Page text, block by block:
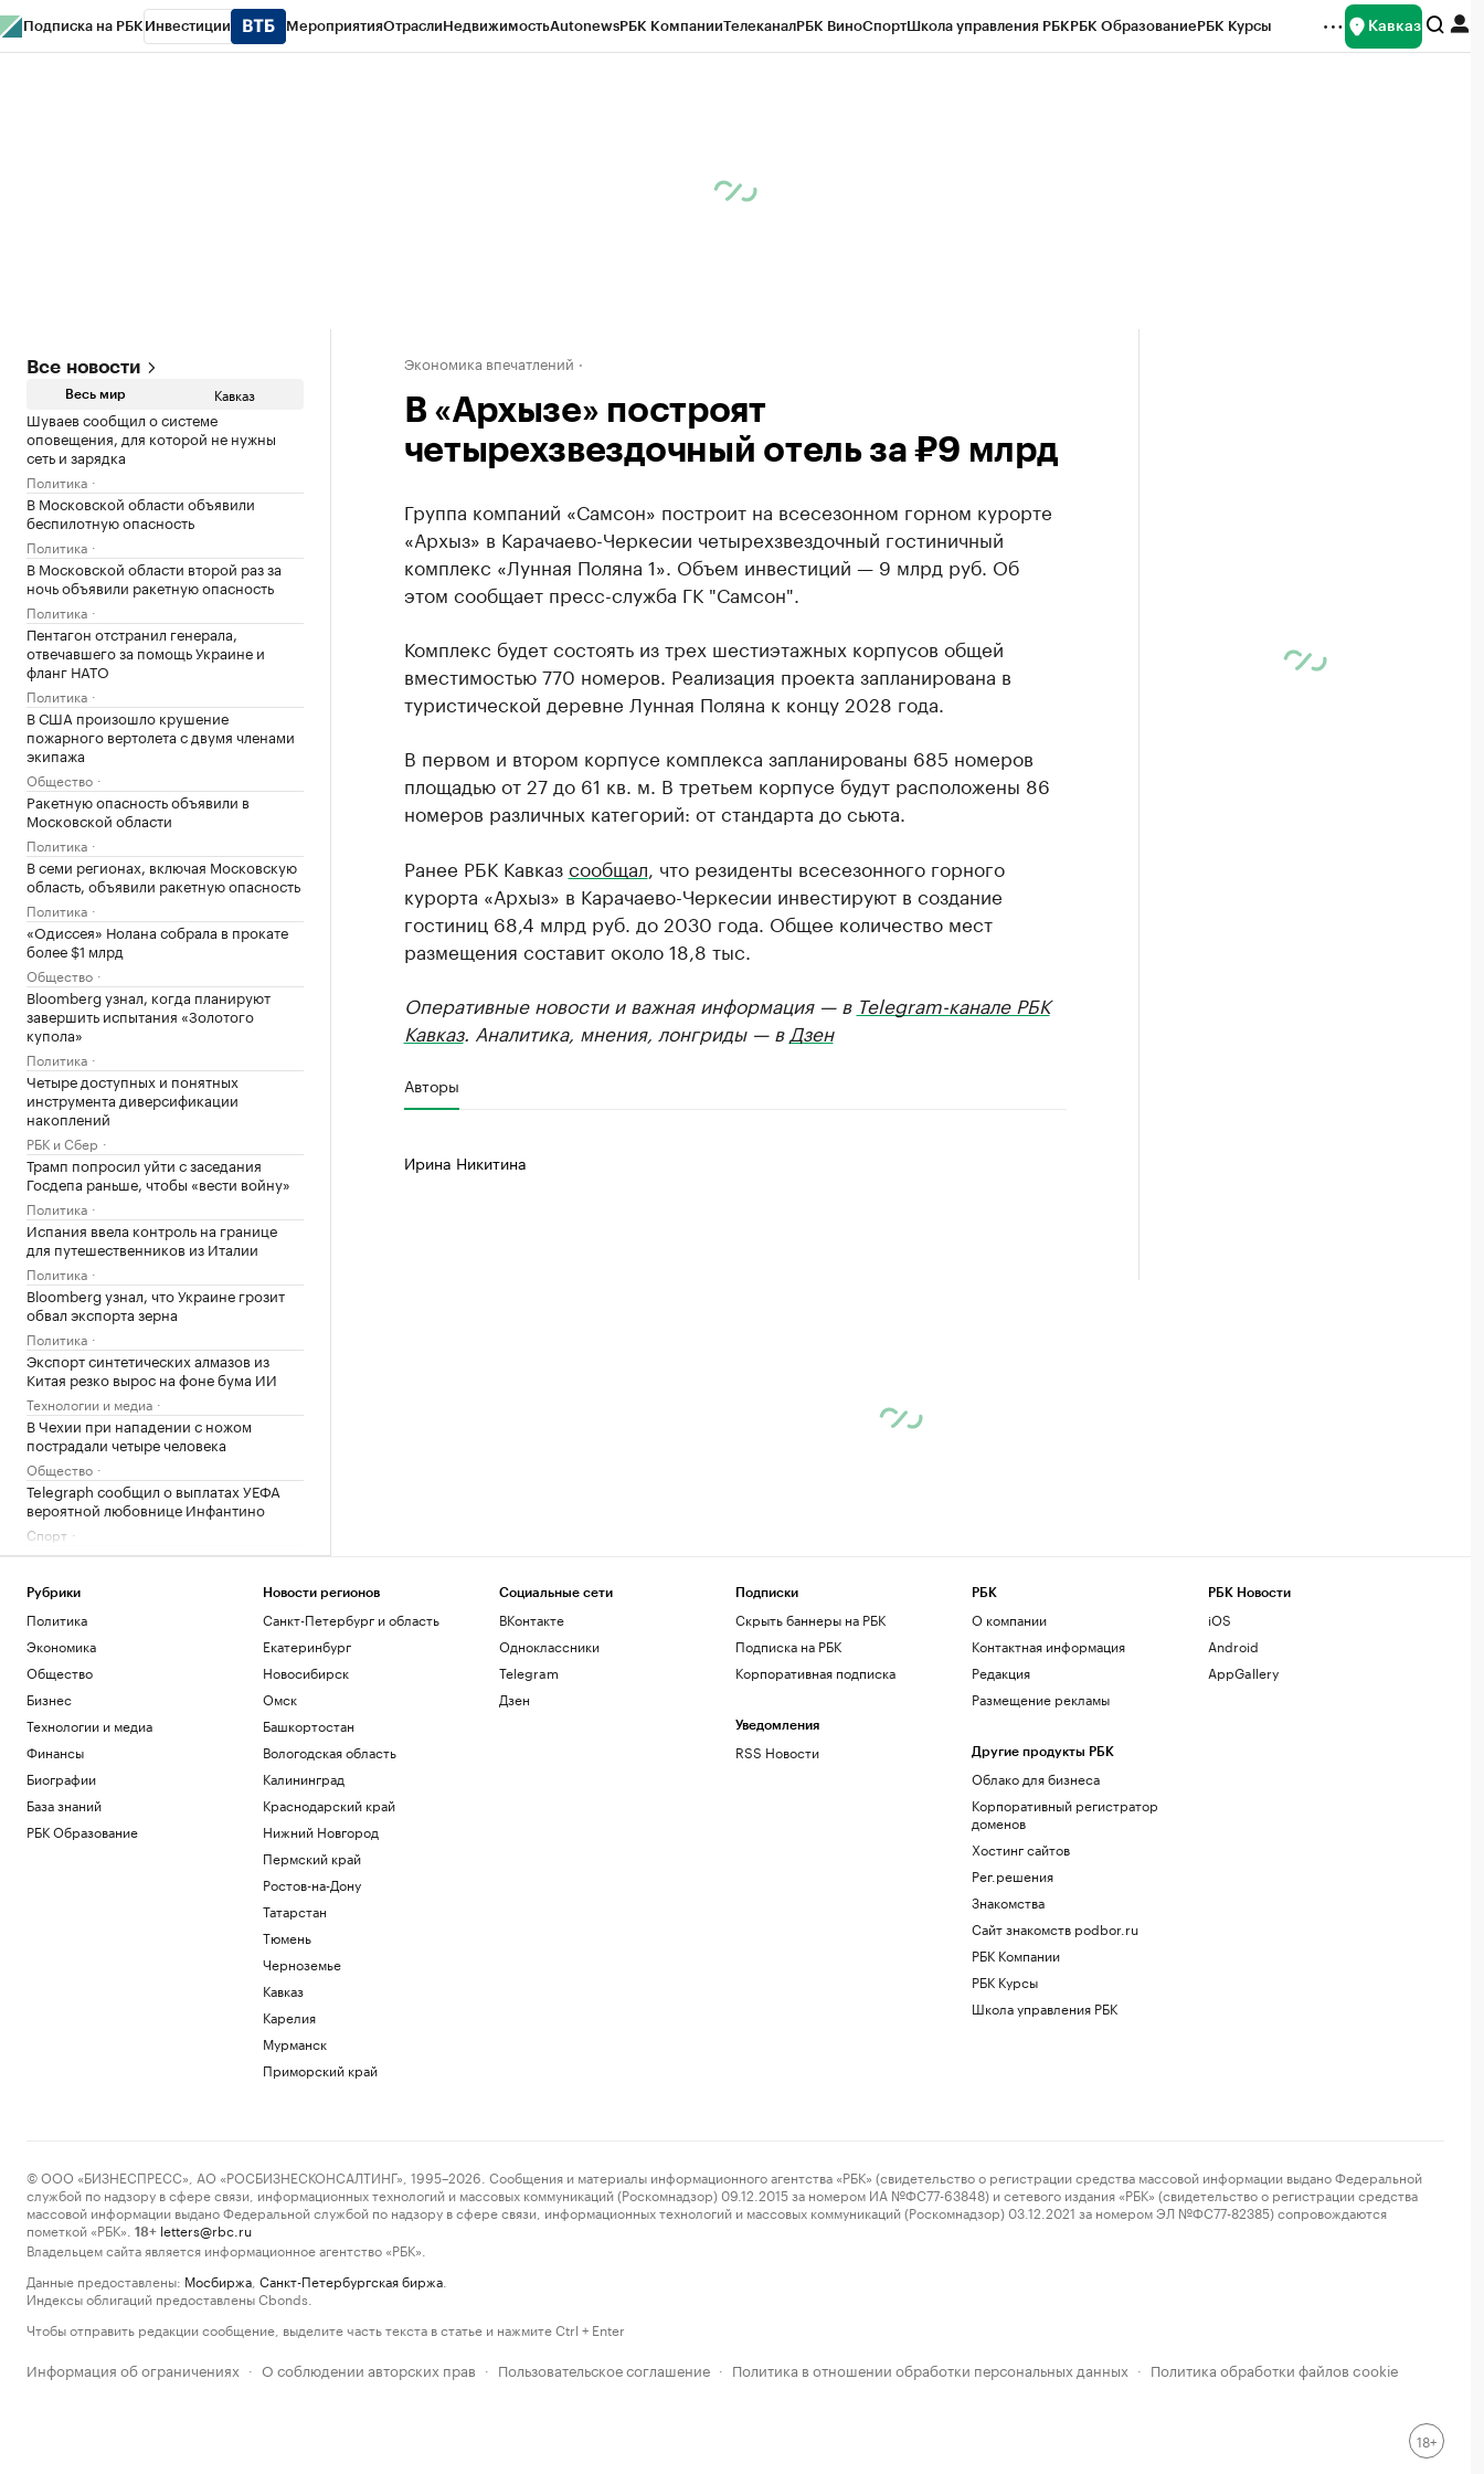
Подписка на РБК Инвестиции МероприятияОтраслиНедвижимостьAutonewsРБК КомпанииТелеканалРБК ВиноСпортШкола управления РБКРБК ОбразованиеРБК Курсы Кавказ
Все новости
Весь мир Кавказ
Шуваев сообщил о системе
оповещения, для которой не нужны
сеть и зарядка
Политика
В Московской области объявили
беспилотную опасность
Политика
В Московской области второй раз за
ночь объявили ракетную опасность
Политика
Пентагон отстранил генерала,
отвечавшего за помощь Украине и
фланг НАТО
Политика
В США произошло крушение
пожарного вертолета с двумя членами
экипажа
Общество
Ракетную опасность объявили в
Московской области
Политика
В семи регионах, включая Московскую
область, объявили ракетную опасность
Политика
«Одиссея» Нолана собрала в прокате
более $1 млрд
Общество
Bloomberg узнал, когда планируют
завершить испытания «Золотого
купола»
Политика
Четыре доступных и понятных
инструмента диверсификации
накоплений
РБК и Сбер
Трамп попросил уйти с заседания
Госдепа раньше, чтобы «вести войну»
Политика
Испания ввела контроль на границе
для путешественников из Италии
Политика
Bloomberg узнал, что Украине грозит
обвал экспорта зерна
Политика
Экспорт синтетических алмазов из
Китая резко вырос на фоне бума ИИ
Технологии и медиа
В Чехии при нападении с ножом
пострадали четыре человека
Общество
Telegraph сообщил о выплатах УЕФА
вероятной любовнице Инфантино
Спорт
Ученые оценили риски от созданных с
Общество
«Ноев ковчег»: почему в восточной
Арктике эволюция шла непрерывно
РБК и УК Первая
Сооснователь Wikipedia назвал ее
рупором пропаганды под эгидой ЦРУ
Технологии и медиа
Зеленский встретился с президентом
Сербии Вучичем
Политика
Загрузить еще
Экономика впечатлений
В «Архызе» построят
четырехзвездочный отель за ₽9 млрд
Группа компаний «Самсон» построит на всесезонном горном курорте
«Архыз» в Карачаево-Черкесии четырехзвездочный гостиничный
комплекс «Лунная Поляна 1». Объем инвестиций — 9 млрд руб. Об
этом сообщает пресс-служба ГК "Самсон".
Комплекс будет состоять из трех шестиэтажных корпусов общей
вместимостью 770 номеров. Реализация проекта запланирована в
туристической деревне Лунная Поляна к концу 2028 года.
В первом и втором корпусе комплекса запланированы 685 номеров
площадью от 27 до 61 кв. м. В третьем корпусе будут расположены 86
номеров различных категорий: от стандарта до сьюта.
Ранее РБК Кавказсообщал , что резиденты всесезонного горного
курорта «Архыз» в Карачаево-Черкесии инвестируют в создание
гостиниц 68,4 млрд руб. до 2030 года. Общее количество мест
размещения составит около 18,8 тыс.
Оперативные новости и важная информация — в Telegram-канале РБК
Кавказ. Аналитика, мнения, лонгриды — в Дзен
Авторы
Ирина Никитина
Рубрики
Политика
Экономика
Общество
Бизнес
Технологии и медиа
Финансы
Биографии
База знаний
РБК Образование
Новости регионов
Санкт-Петербург и область
Екатеринбург
Новосибирск
Омск
Башкортостан
Вологодская область
Калининград
Краснодарский край
Нижний Новгород
Пермский край
Ростов-на-Дону
Татарстан
Тюмень
Черноземье
Кавказ
Карелия
Мурманск
Приморский край
Социальные сети
ВКонтакте
Одноклассники
Telegram
Дзен
Подписки
Скрыть баннеры на РБК
Подписка на РБК
Корпоративная подписка
Уведомления
RSS Новости
РБК
О компании
Контактная информация
Редакция
Размещение рекламы
Другие продукты РБК
Облако для бизнеса
Корпоративный регистратор
доменов
Хостинг сайтов
Рег.решения
Знакомства
Сайт знакомств podbor.ru
РБК Компании
РБК Курсы
Школа управления РБК
РБК Новости
iOS
Android
AppGallery
© ООО «БИЗНЕСПРЕСС», АО «РОСБИЗНЕСКОНСАЛТИНГ», 1995–2026. Сообщения и материалы информационного агентства «РБК» (свидетельство о регистрации средства массовой информации выдано Федеральной
службой по надзору в сфере связи, информационных технологий и массовых коммуникаций (Роскомнадзор) 09.12.2015 за номером ИА №ФС77-63848) и сетевого издания «РБК» (свидетельство о регистрации средства
массовой информации выдано Федеральной службой по надзору в сфере связи, информационных технологий и массовых коммуникаций (Роскомнадзор) 03.12.2021 за номером ЭЛ №ФС77-82385) сопровождаются
пометкой «РБК».
18+ letters@rbc.ru
Владельцем сайта является информационное агентство «РБК».
Данные предоставлены: Мосбиржа Санкт-Петербургская биржа
Индексы облигаций предоставлены Cbonds.
Чтобы отправить редакции сообщение, выделите часть текста в статье и нажмите Ctrl + Enter
Информация об ограничениях · О соблюдении авторских прав · Пользовательское соглашение · Политика в отношении обработки персональных данных · Политика обработки файлов cookie
18+